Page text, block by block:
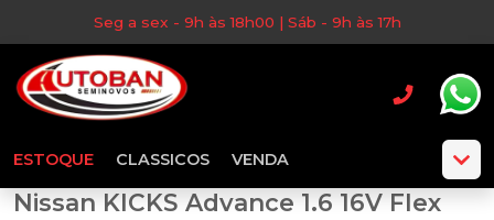
Seg a sex - 9h às 18h00 | Sáb - 9h às 17h
ESTOQUE CLASSICOS VENDA
Nissan KICKS Advance 1.6 16V Flex